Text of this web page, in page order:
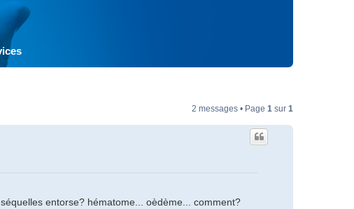
2 messages • Page 1 sur 1
entorse? hématome... oèdème... comment?